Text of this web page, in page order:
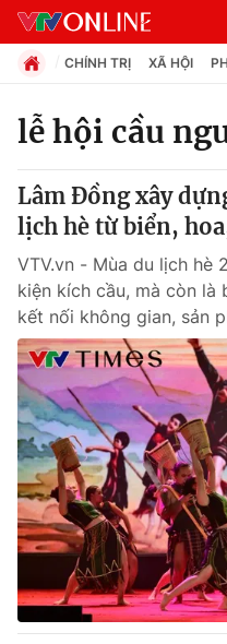
Chuyên mục
Chính trị
Xã hội
Pháp luật
Y tế
Thế giới
Tin tức
Thế giới đó đây
Câu chuyện quốc tế
Kinh tế
Tài chính
Thị trường
Dữ liệu và đời sống
CHÍNH TRỊ XÃ HỘI
lễ hội cầu
Lâm Đồng xây
lịch hè từ biển,
VTV.vn - Mùa du lịch hè
kiện kích cầu, mà còn
kết nối không gian, sản